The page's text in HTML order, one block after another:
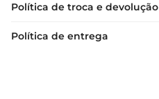
Política de troca e devolução
Política de entrega